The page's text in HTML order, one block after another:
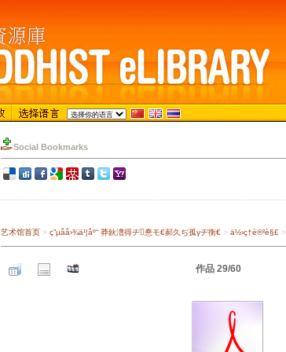
Social Bookmarks
艺术馆首页> ç”µå­å›¾ä¹¦åº“ 莽鈥澛得ヂ惷モ€郝久ぢ孤γヂ衡€> ä½›ç†è®²è§£>
作品 29/60